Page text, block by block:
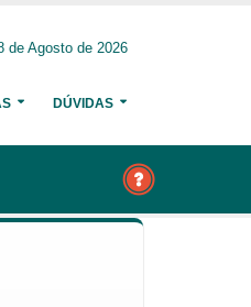
de Agosto de 2026
DÚVIDAS